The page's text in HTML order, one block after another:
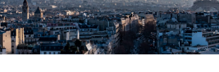
Drama
Fantasy
Horror